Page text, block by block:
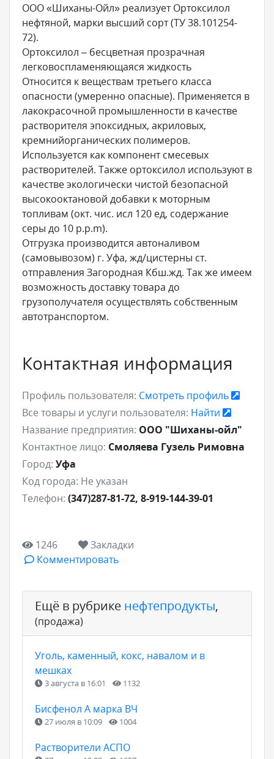
ООО «Шиханы-Ойл» реализует Ортоксилол
нефтяной, марки высший сорт (ТУ 38.101254-
72).
Ортоксилол – бесцветная прозрачная
легковоспламеняющаяся жидкость
Относится к веществам третьего класса
опасности (умеренно опасные). Применяется в
лакокрасочной промышленности в качестве
растворителя эпоксидных, акриловых,
кремнийорганических полимеров.
Используется как компонент смесевых
растворителей. Также ортоксилол используют в
качестве экологически чистой безопасной
высокооктановой добавки к моторным
топливам (окт. чис. исл 120 ед, содержание
серы до 10 p.p.m).
Отгрузка производится автоналивом
(самовывозом) г. Уфа, жд/цистерны ст.
отправления Загородная Кбш.жд. Так же имеем
возможность доставку товара до
грузополучателя осуществлять собственным
автотранспортом.
Контактная информация
Профиль пользователя: Смотреть профиль
Все товары и услуги пользователя: Найти
Название предприятия: ООО "Шиханы-ойл"
Контактное лицо: Смоляева Гузель Римовна
Город: Уфа
Код города: Не указан
Телефон: (347)287-81-72, 8-919-144-39-01
1246
Закладки
Комментировать
Ещё в рубрике нефтепродукты,
(продажа)
Уголь, каменный, кокс, навалом и в
мешках
3 августа в 16:01 1132
Бисфенол А марка ВЧ
27 июля в 10:09 1004
Растворители АСПО